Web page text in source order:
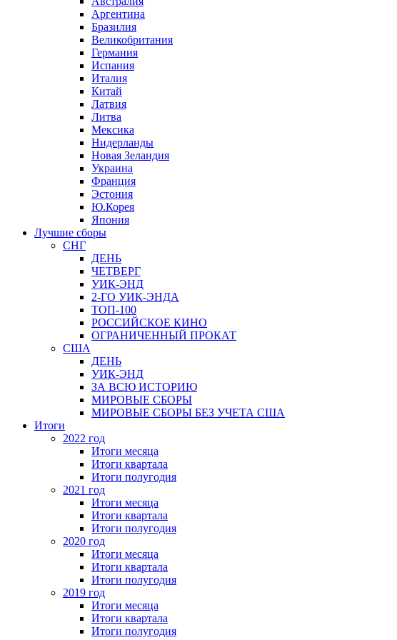
Аргентина
Бразилия
Великобритания
Германия
Испания
Италия
Китай
Латвия
Литва
Мексика
Нидерланды
Новая Зеландия
Украина
Франция
Эстония
Ю.Корея
Япония
Лучшие сборы
СНГ
ДЕНЬ
ЧЕТВЕРГ
УИК-ЭНД
2-ГО УИК-ЭНДА
ТОП-100
РОССИЙСКОЕ КИНО
ОГРАНИЧЕННЫЙ ПРОКАТ
США
ДЕНЬ
УИК-ЭНД
ЗА ВСЮ ИСТОРИЮ
МИРОВЫЕ СБОРЫ
МИРОВЫЕ СБОРЫ БЕЗ УЧЕТА США
Итоги
2022 год
Итоги месяца
Итоги квартала
Итоги полугодия
2021 год
Итоги месяца
Итоги квартала
Итоги полугодия
2020 год
Итоги месяца
Итоги квартала
Итоги полугодия
2019 год
Итоги месяца
Итоги квартала
Итоги полугодия